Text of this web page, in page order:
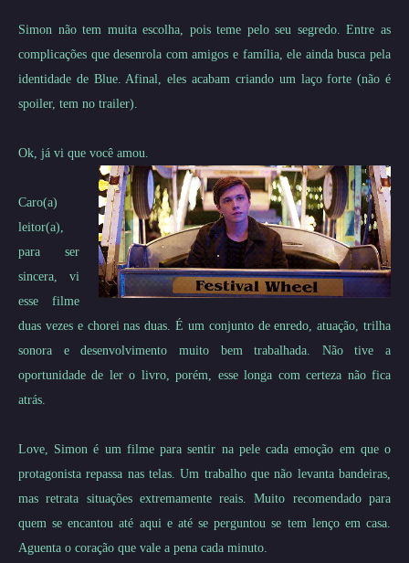
Simon não tem muita escolha, pois teme pelo seu segredo. Entre as
complicações que desenrola com amigos e família, ele ainda busca pela
identidade de Blue. Afinal, eles acabam criando um laço forte (não é
spoiler, tem no trailer).
Ok, já vi que você amou.
Caro(a)
leitor(a),
para ser
sincera, vi
esse filme
duas vezes e chorei nas duas. É um conjunto de enredo, atuação, trilha
sonora e desenvolvimento muito bem trabalhada. Não tive a
oportunidade de ler o livro, porém, esse longa com certeza não fica
atrás.
Love, Simon é um filme para sentir na pele cada emoção em que o
protagonista repassa nas telas. Um trabalho que não levanta bandeiras,
mas retrata situações extremamente reais. Muito recomendado para
quem se encantou até aqui e até se perguntou se tem lenço em casa.
Aguenta o coração que vale a pena cada minuto.